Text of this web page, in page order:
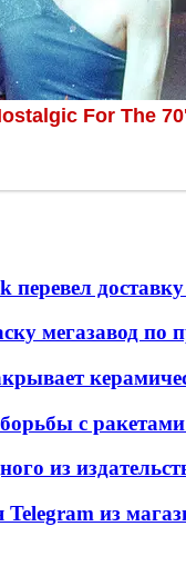
мегазавод по
с
из
из